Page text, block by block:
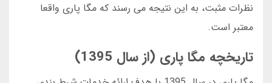
نظرات مثبت، به این نتیجه می رسند که مگا پاری واقعا
معتبر است.
تاریخچه مگا پاری (از سال 1395)